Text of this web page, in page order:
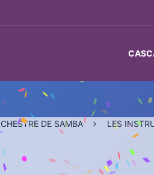
DE SAMBA LES